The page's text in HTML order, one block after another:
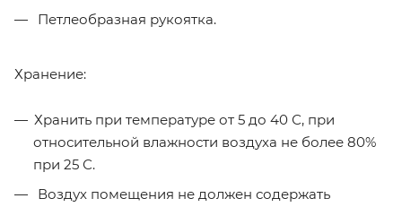
Петлеобразная рукоятка.
Хранение:
Хранить при температуре от 5 до 40 С, при
относительной влажности воздуха не более 80%
при 25 С.
Воздух помещения не должен содержать